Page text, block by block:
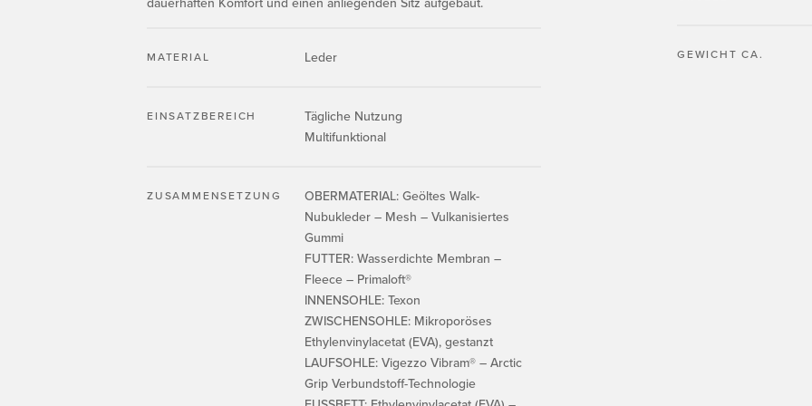
dauerhaften Komfort und einen anliegenden Sitz aufgebaut.
MATERIAL Leder
EINSATZBEREICH
Tägliche Nutzung
Multifunktional
ZUSAMMENSETZUNG
OBERMATERIAL: Geöltes Walk-
Nubukleder – Mesh – Vulkanisiertes
Gummi
FUTTER: Wasserdichte Membran –
Fleece – Primaloft®
INNENSOHLE: Texon
ZWISCHENSOHLE: Mikroporöses
Ethylenvinylacetat (EVA), gestanzt
LAUFSOHLE: Vigezzo Vibram® – Arctic
Grip Verbundstoff-Technologie
GEWICHT CA.